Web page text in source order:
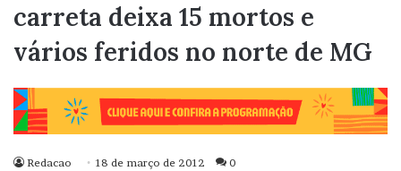
carreta deixa 15 mortos e
vários feridos no norte de MG
Redacao 18 de março de 2012 0